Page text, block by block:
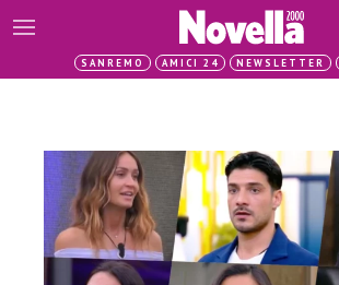
SANREMO AMICI 24 NEWSLETTER